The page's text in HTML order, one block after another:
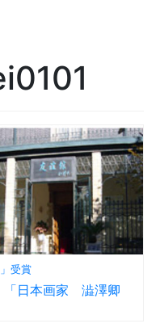
受賞
日本画家 澁澤卿